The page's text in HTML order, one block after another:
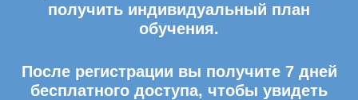
получить индивидуальный план
обучения.
После регистрации вы получите 7 дней
бесплатного доступа, чтобы увидеть